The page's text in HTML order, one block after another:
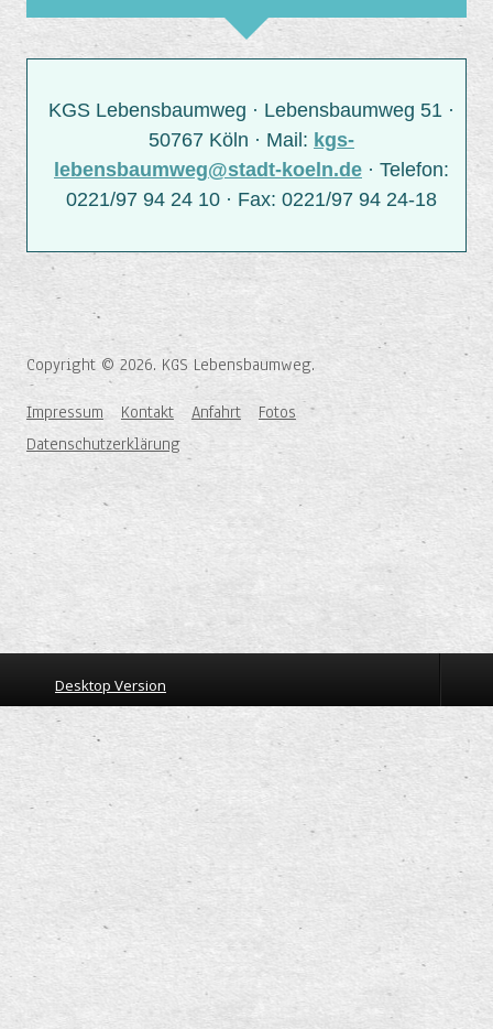
KGS Lebensbaumweg · Lebensbaumweg 51 ·
50767 Köln · Mail: kgs-
lebensbaumweg@stadt-koeln.de· Telefon:
0221/97 94 24 10 · Fax: 0221/97 94 24-18
Copyright © 2026. KGS Lebensbaumweg.
Impressum Kontakt Anfahrt
Fotos
Datenschutzerklärung
Desktop Version